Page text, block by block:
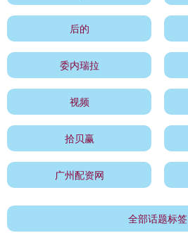
后的
委内瑞拉
视频
拾贝赢
广州配资网
全部话题标签